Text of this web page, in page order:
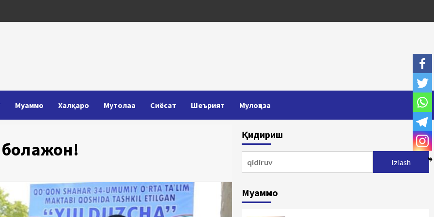
Муаммо Халқаро Мутолаа Сиёсат Шеърият Мулоҳаза
Қидириш
Муаммо